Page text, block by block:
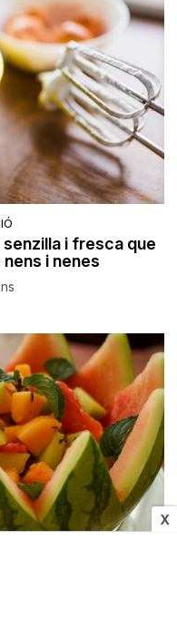
X
i fresca que
i nenes